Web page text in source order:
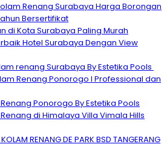
Renang Surabaya Harga Borongan
Bersertifikat
di Kota Surabaya Paling Murah
Hotel Surabaya Dengan View
renang Surabaya By Estetika Pools
Renang Ponorogo I Professional dan
Ponorogo By Estetika Pools
di Himalaya Villa Vimala Hills
RENANG DE PARK BSD TANGERANG